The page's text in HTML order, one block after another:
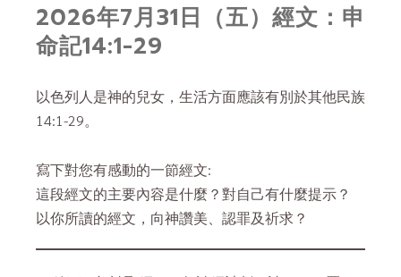
2026年7月31日（五）經文：申
命記14:1-29
以色列人是神的兒女，生活方面應該有別於其他民族
14:1-29。
寫下對您有感動的一節經文:
這段經文的主要內容是什麼？對自己有什麼提示？
以你所讀的經文，向神讚美、認罪及祈求？